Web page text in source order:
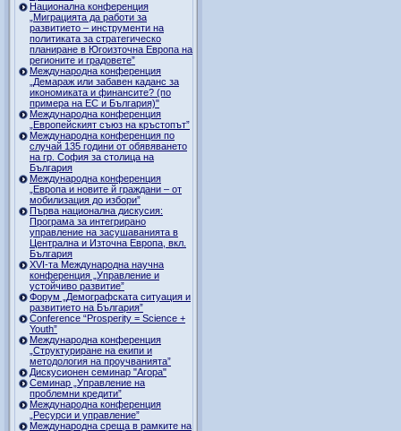
Национална конференция
„Миграцията да работи за
развитието – инструменти на
политиката за стратегическо
планиране в Югоизточна Европа на
регионите и градовете”
Международна конференция
„Демараж или забавен каданс за
икономиката и финансите? (по
примера на ЕС и България)"
Международна конференция
„Европейският съюз на кръстопът”
Международна конференция по
случай 135 години от обявяването
на гр. София за столица на
България
Международна конференция
„Европа и новите й граждани – от
мобилизация до избори”
Първа национална дискусия:
Програма за интегрирано
управление на засушаванията в
Централна и Източна Европа, вкл.
България
ХVI-та Международна научна
конференция „Управление и
устойчиво развитие”
Форум „Демографската ситуация и
развитието на България”
Conference “Prosperity = Science +
Youth”
Международна конференция
„Структуриране на екипи и
методология на проучванията”
Дискусионен семинар "Агора"
Семинар „Управление на
проблемни кредити”
Международна конференция
„Ресурси и управление”
Международна среща в рамките на